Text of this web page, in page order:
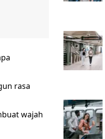
rasa
wajah